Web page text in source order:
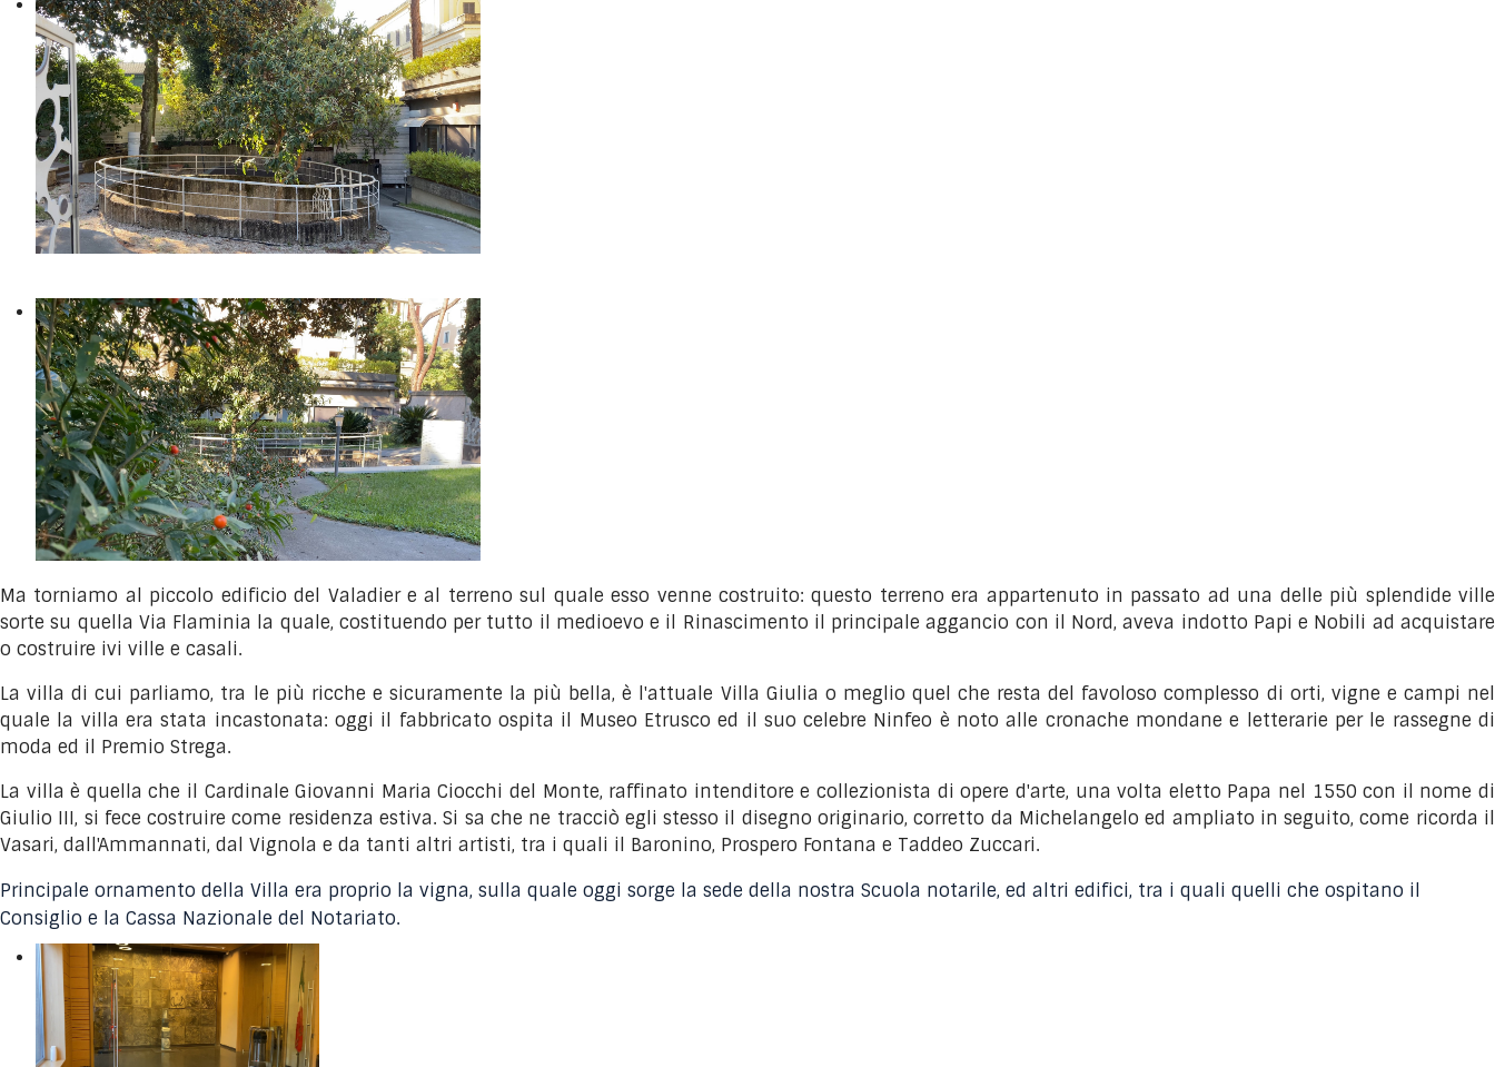
Ma torniamo al piccolo edificio del Valadier e al terreno sul quale esso venne costruito: questo terreno era appartenuto in passato ad una delle più splendide ville
sorte su quella Via Flaminia la quale, costituendo per tutto il medioevo e il Rinascimento il principale aggancio con il Nord, aveva indotto Papi e Nobili ad acquistare
o costruire ivi ville e casali.
La villa di cui parliamo, tra le più ricche e sicuramente la più bella, è l'attuale Villa Giulia o meglio quel che resta del favoloso complesso di orti, vigne e campi nel
quale la villa era stata incastonata: oggi il fabbricato ospita il Museo Etrusco ed il suo celebre Ninfeo è noto alle cronache mondane e letterarie per le rassegne di
moda ed il Premio Strega.
La villa è quella che il Cardinale Giovanni Maria Ciocchi del Monte, raffinato intenditore e collezionista di opere d'arte, una volta eletto Papa nel 1550 con il nome di
Giulio III, si fece costruire come residenza estiva. Si sa che ne tracciò egli stesso il disegno originario, corretto da Michelangelo ed ampliato in seguito, come ricorda il
Vasari, dall'Ammannati, dal Vignola e da tanti altri artisti, tra i quali il Baronino, Prospero Fontana e Taddeo Zuccari.
Principale ornamento della Villa era proprio la vigna, sulla quale oggi sorge la sede della nostra Scuola notarile, ed altri edifici, tra i quali quelli che ospitano il
Consiglio e la Cassa Nazionale del Notariato.